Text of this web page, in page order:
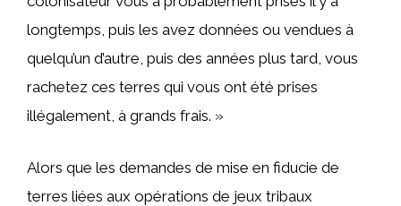
longtemps, puis les avez données ou vendues à
quelqu’un d’autre, puis des années plus tard, vous
rachetez ces terres qui vous ont été prises
illégalement, à grands frais. »
Alors que les demandes de mise en fiducie de
terres liées aux opérations de jeux tribaux